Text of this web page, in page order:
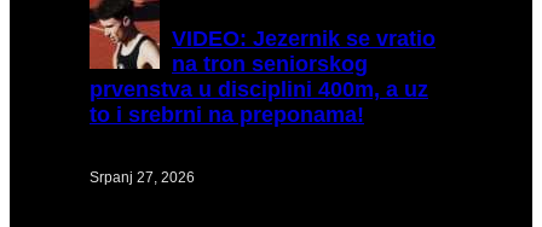
VIDEO: Jezernik se vratio
na tron seniorskog
prvenstva u disciplini 400m, a uz
to i srebrni na preponama!
Srpanj 27, 2026